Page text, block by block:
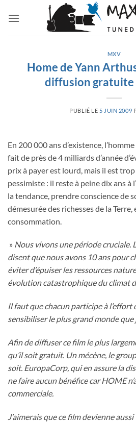
MXV
Home de Yann
diffusion gratuite
PUBLIÉ LE 5 JUIN 2009
En 200 000 ans d’existence,
fait de près de 4 milliards d’année
prix à payer est lourd, mais il est
pessimiste : il reste à peine dix ans
la tendance, prendre conscience de
démesurée des richesses de la
consommation.
» Nous vivons une période cruciale.
disent que nous avons 10 ans pour
éviter d’épuiser les ressources
évolution catastrophique du climat
Il faut que chacun participe à l’effort
sensibiliser le plus grand monde que
Afin de diffuser ce film le plus
qu’il soit gratuit. Un mécène, le
soit. EuropaCorp, qui en assure la
ne faire aucun bénéfice car HOME
commerciale.
J’aimerais que ce film devienne